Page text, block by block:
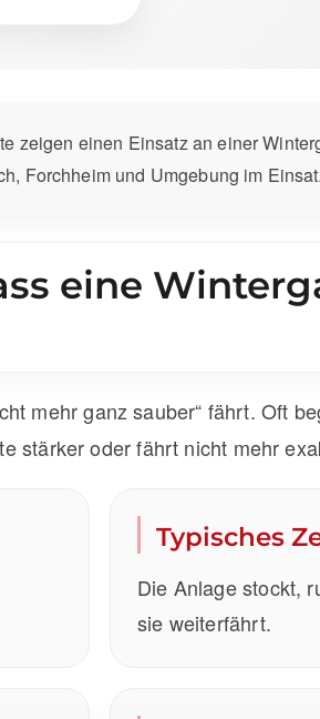
zeigen einen Einsatz an einer
Forchheim und Umgebung im
eine
mehr ganz sauber“ fährt. Oft
stärker oder fährt nicht mehr
Typisches
Die Anlage stockt,
sie weiterfährt.